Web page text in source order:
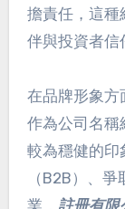
擔責任，這種
伴與投資者信
在品牌形象方
作為公司名稱
較為穩健的印
（B2B）、
業， 註冊有限